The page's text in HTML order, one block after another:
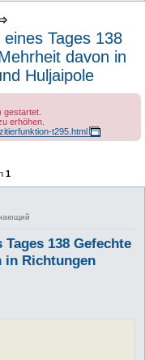
Tages 138
davon in
Huljaipole
gestartet.
erhöhen.
zitierfunktion-t295.html
1
138 Gefechte
in Richtungen